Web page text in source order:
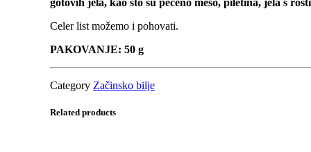
gotovih jela, kao što su pečeno meso, piletina, jela s
Celer list možemo i pohovati.
PAKOVANJE: 50 g
Category Začinsko bilje
Related products